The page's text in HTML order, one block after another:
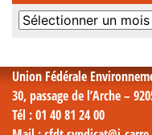
Archives
Union Fédérale
30, passage de l’Arche –
Tél : 01 40 81 24 00